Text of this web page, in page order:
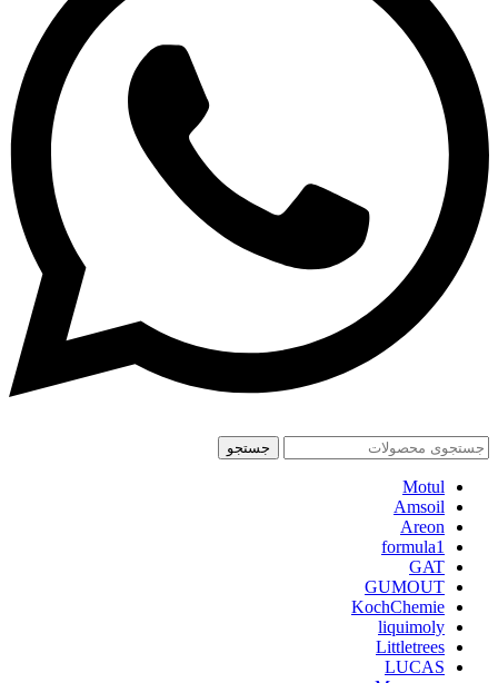
جستجو
Motul
Amsoil
Areon
formula1
GAT
GUMOUT
KochChemie
liquimoly
Littletrees
LUCAS